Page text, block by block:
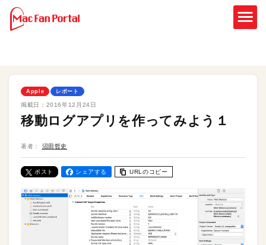
Apple レポート
掲載日： 2016年12月24日
移動ログアプリを作ってみよう１
著者： 沼田哲史
ポスト シェアする URLのコピー